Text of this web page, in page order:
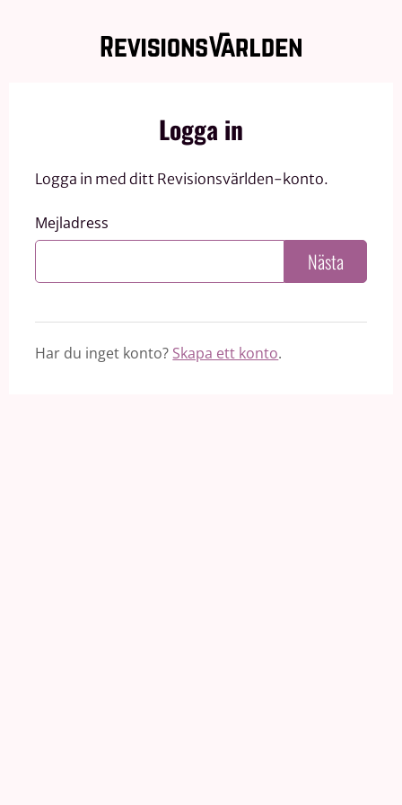
Logga in
Logga in med ditt Revisionsvärlden-konto.
Mejladress
Nästa
Har du inget konto? Skapa ett konto.